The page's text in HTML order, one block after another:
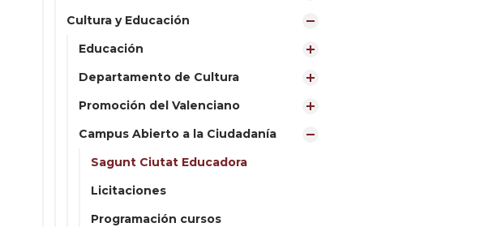
Cultura y Educación
Educación
Departamento de Cultura
Promoción del Valenciano
Campus Abierto a la Ciudadanía
Sagunt Ciutat Educadora
Licitaciones
Programación cursos